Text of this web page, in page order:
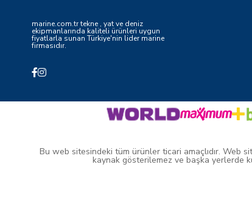
marine.com.tr tekne , yat ve deniz
ekipmanlarında kaliteli ürünleri uygun
fiyatlarla sunan Türkiye'nin lider marine
firmasıdır.
Bu web sitesindeki tüm ürünler ticari amaçlıdır. Web
kaynak gösterilemez ve başka yerlerde